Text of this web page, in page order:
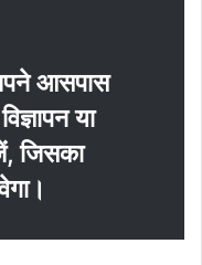
आसपास
या
जिसका